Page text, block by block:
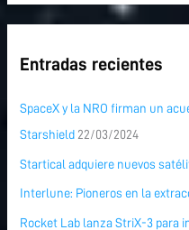
Entradas recientes
SpaceX y la NRO firman un
Starshield 22/03/2024
Startical adquiere nuevos
Interlune: Pioneros en la
Rocket Lab lanza StriX-3 para